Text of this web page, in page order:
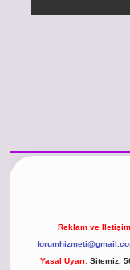
Reklam ve
Yasal Uyarı: Sitemiz,